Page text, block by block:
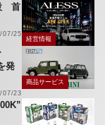
首
07/25
経営情報
発
07/23
商品サービス